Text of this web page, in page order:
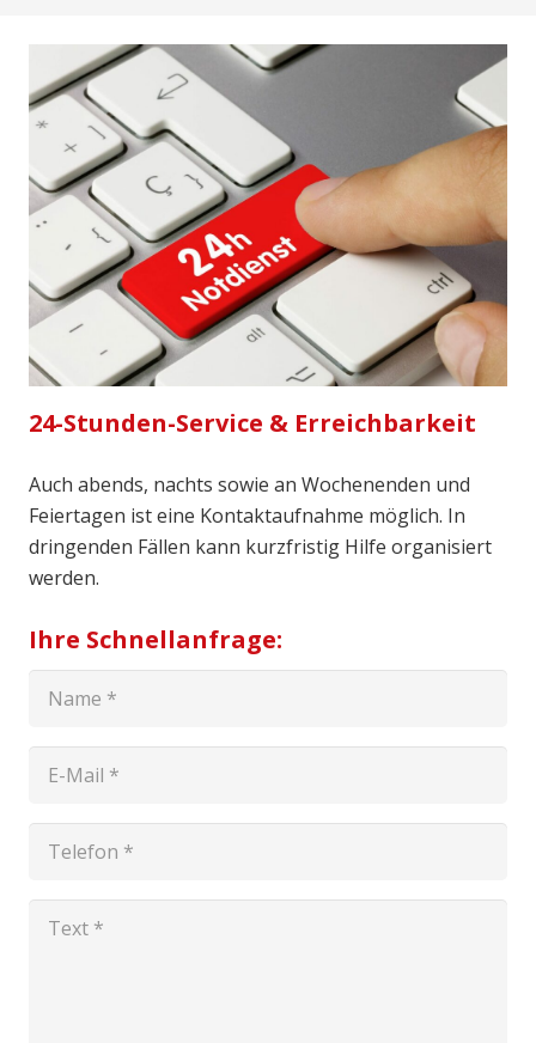
24-Stunden-Service & Erreichbarkeit
Auch abends, nachts sowie an Wochenenden und
Feiertagen ist eine Kontaktaufnahme möglich. In
dringenden Fällen kann kurzfristig Hilfe organisiert
werden.
Ihre Schnellanfrage: